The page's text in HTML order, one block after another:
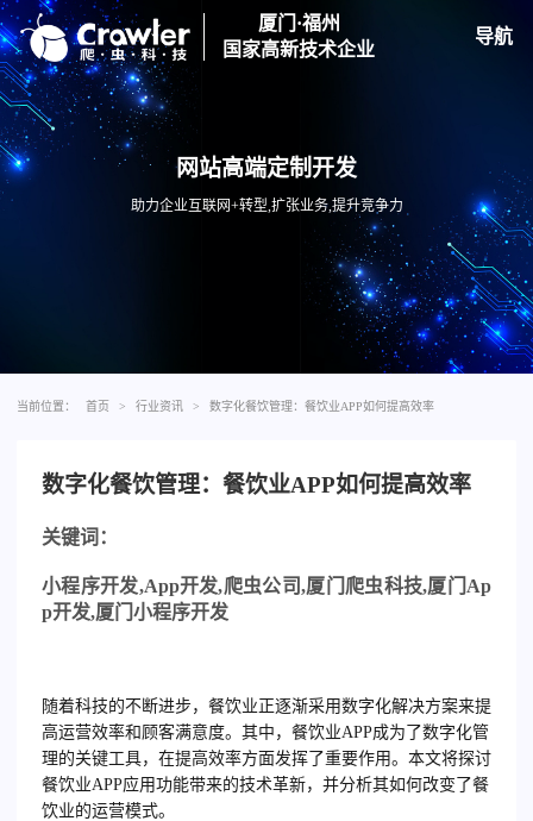
厦门·福州
国家高新技术企业
导航
网站高端定制开发
助力企业互联网+转型,扩张业务,提升竞争力
当前位置： 首页 > 行业资讯 > 数字化餐饮管理：餐饮业APP如何提高效率
数字化餐饮管理：餐饮业APP如何提高效率
关键词：
小程序开发,App开发,爬虫公司,厦门爬虫科技,厦门 Ap
p开发,厦门小程序开发
随着科技的不断进步，餐饮业正逐渐采用数字化解决方案来提
高运营效率和顾客满意度。其中，餐饮业APP成为了数字化管
理的关键工具，在提高效率方面发挥了重要作用。本文将探讨
餐饮业APP应用功能带来的技术革新，并分析其如何改变了餐
饮业的运营模式。